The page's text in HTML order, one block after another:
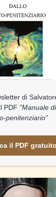
di
il PDF “Manuale
penitenziario”
il PDF gratuito